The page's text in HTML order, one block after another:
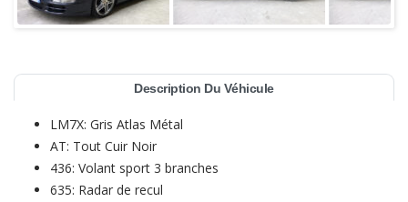
Description Du Véhicule
LM7X: Gris Atlas Métal
AT: Tout Cuir Noir
436: Volant sport 3 branches
635: Radar de recul